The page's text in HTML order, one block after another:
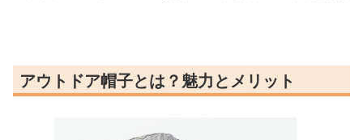
アウトドア帽子とは？魅力とメリット